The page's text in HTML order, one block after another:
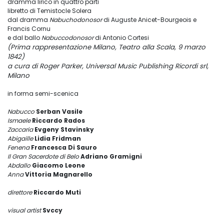
dramma lirico in quattro parti
libretto di Temistocle Solera
dal dramma Nabuchodonosordi Auguste Anicet-Bourgeois e
Francis Cornu
e dal ballo Nabuccodonosordi Antonio Cortesi
(Prima rappresentazione Milano, Teatro alla Scala, 9 marzo
1842)
a cura di Roger Parker, Universal Music Publishing Ricordi srl,
Milano
in forma semi-scenica
Nabucco Serban Vasile
IsmaeleRiccardo Rados
ZaccariaEvgeny Stavinsky
AbigailleLidia Fridman
FenenaFrancesca Di Sauro
Il Gran Sacerdote di BeloAdriano Gramigni
Abdallo Giacomo Leone
AnnaVittoria Magnarello
direttoreRiccardo Muti
visual artistSvccy